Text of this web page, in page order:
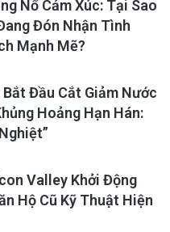
Nổ Cảm Xúc: Tại Sao
Đón Nhận Tình
Mạnh Mẽ?
Đầu Cắt Giảm Nước
Hoảng Hạn Hán:
Valley Khởi Động
Hộ Cũ Kỹ Thuật Hiện